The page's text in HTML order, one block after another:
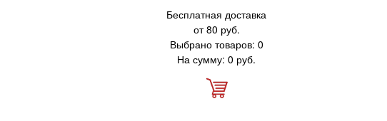
Бесплатная доставка
от 80 руб.
Выбрано товаров: 0
На сумму: 0 руб.